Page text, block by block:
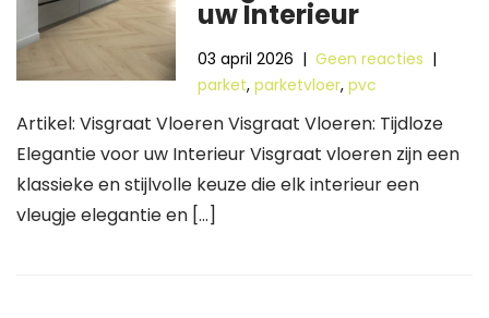
uw Interieur
03 april 2026 |Geen reacties |
parket,parketvloer,pvc
Artikel: Visgraat Vloeren Visgraat Vloeren: Tijdloze
Elegantie voor uw Interieur Visgraat vloeren zijn een
klassieke en stijlvolle keuze die elk interieur een
vleugje elegantie en […]